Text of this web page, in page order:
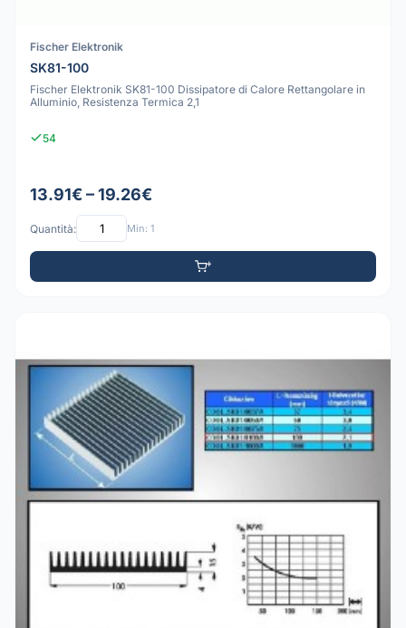
Fischer Elektronik
SK81-100
Fischer Elektronik SK81-100 Dissipatore di Calore Rettangolare in
Alluminio, Resistenza Termica 2,1
54
13.91€ – 19.26€
Quantità: Min: 1